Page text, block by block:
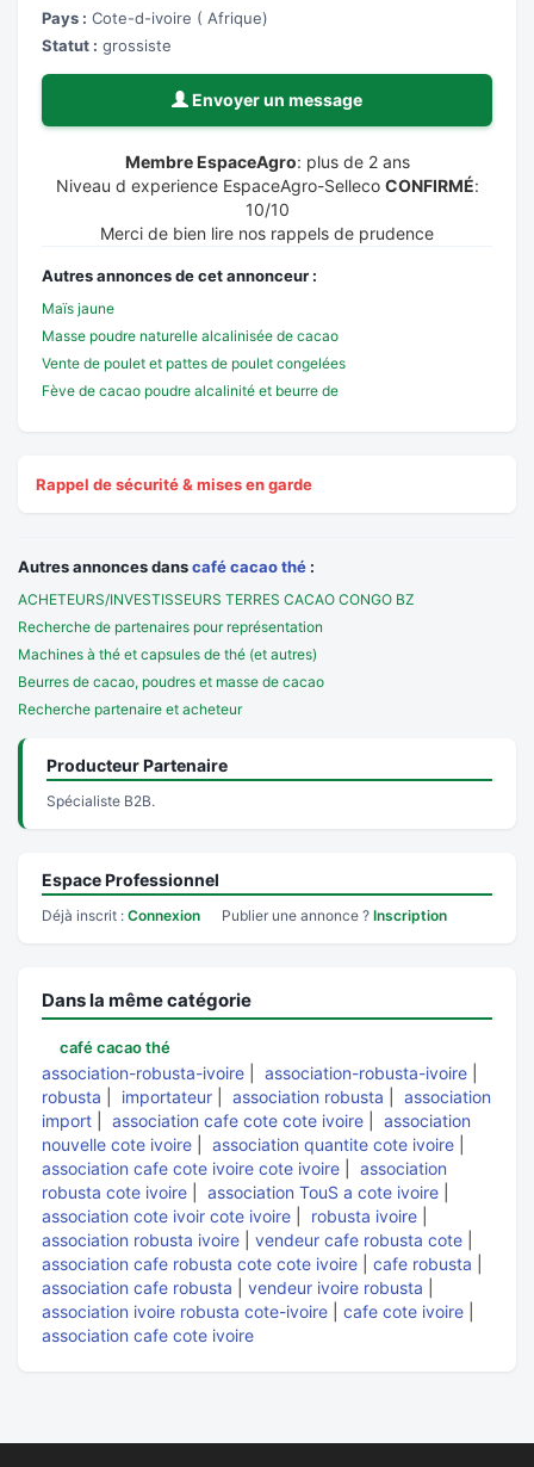
Pays : Cote-d-ivoire ( Afrique)
Statut : grossiste
Envoyer un message
Membre EspaceAgro: plus de 2 ans
Niveau d experience EspaceAgro-Selleco CONFIRMÉ:
10/10
Merci de bien lire nos rappels de prudence
Autres annonces de cet annonceur :
Maïs jaune
Masse poudre naturelle alcalinisée de cacao
Vente de poulet et pattes de poulet congelées
Fève de cacao poudre alcalinité et beurre de
Rappel de sécurité & mises en garde
Autres annonces danscafé cacao thé :
ACHETEURS/INVESTISSEURS TERRES CACAO CONGO BZ
Recherche de partenaires pour représentation
Machines à thé et capsules de thé (et autres)
Beurres de cacao, poudres et masse de cacao
Recherche partenaire et acheteur
Producteur Partenaire
Spécialiste B2B.
Espace Professionnel
Déjà inscrit : Connexion Publier une annonce ? Inscription
Dans la même catégorie
café cacao thé
association-robusta-ivoire association-robusta-ivoire
robusta
importateur association robusta
association
import
association cafe cote cote ivoire
association
nouvelle cote ivoire
association quantite cote ivoire
association cafe cote ivoire cote ivoire
association
robusta cote ivoire
association TouS a cote ivoire
association cote ivoir cote ivoire
robusta ivoire
association robusta ivoire
vendeur cafe robusta cote
association cafe robusta cote cote ivoire
cafe robusta
association cafe robusta
vendeur ivoire robusta
association ivoire robusta cote-ivoire
cafe cote ivoire
association cafe cote ivoire